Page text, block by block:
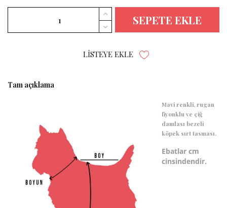
SEPETE EKLE
LISTEYE EKLE
Tam açıklama
Mavi renkli, rugan
fiyonklu ve çiğ
damlası bezeli
köpek sırt tasması.
Ebatlar cm
cinsindendir.